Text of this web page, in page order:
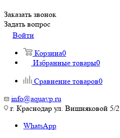
Заказать звонок
Задать вопрос
Войти
Корзина0
Избранные товары0
Сравнение товаров0
info@aquavp.ru
г. Краснодар ул. Вишняковой 5/2
WhatsApp